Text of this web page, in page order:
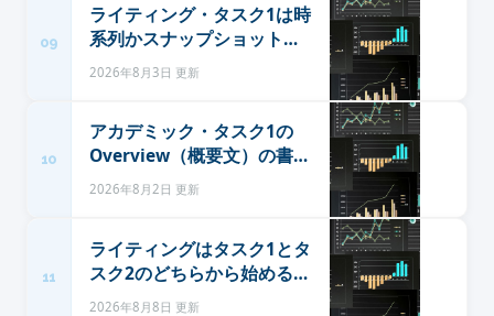
09
ライティング・タスク1は時
系列かスナップショット
か：横軸で見分けて動詞を
2026年8月3日 更新
10
アカデミック・タスク1の
Overview（概要文）の書き
方
2026年8月2日 更新
11
ライティングはタスク1とタ
スク2のどちらから始めるべ
きか
2026年8月8日 更新